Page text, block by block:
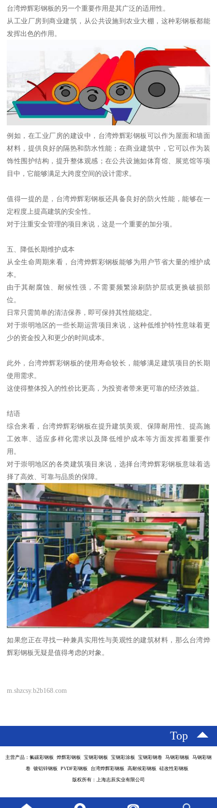
台湾烨辉彩钢板的另一个重要作用是其广泛的适用性。
从工业厂房到商业建筑，从公共设施到农业大棚，这种彩钢板都能
发挥出色的作用。
例如，在工业厂房的建设中，台湾烨辉彩钢板可以作为屋面和墙面
材料，提供良好的隔热和防水性能；在商业建筑中，它可以作为装
饰性围护结构，提升整体观感；在公共设施如体育馆、展览馆等项
目中，它能够满足大跨度空间的设计需求。
值得一提的是，台湾烨辉彩钢板还具备良好的防火性能，能够在一
定程度上提高建筑的安全性。
对于注重安全管理的项目来说，这是一个重要的加分项。
五、降低长期维护成本
从全生命周期来看，台湾烨辉彩钢板能够为用户节省大量的维护成
本。
由于其耐腐蚀、耐候性强，不需要频繁涂刷防护层或更换破损部
位。
日常只需简单的清洁保养，即可保持其性能稳定。
对于崇明地区的一些长期运营项目来说，这种低维护特性意味着更
少的资金投入和更少的时间成本。
此外，台湾烨辉彩钢板的使用寿命较长，能够满足建筑项目的长期
使用需求。
这使得整体投入的性价比更高，为投资者带来更可靠的经济效益。
结语
综合来看，台湾烨辉彩钢板在提升建筑美观、保障耐用性、提高施
工效率、适应多样化需求以及降低维护成本等方面发挥着重要作
用。
对于崇明地区的各类建筑项目来说，选择台湾烨辉彩钢板意味着选
择了高效、可靠与品质的保障。
如果您正在寻找一种兼具实用性与美观性的建筑材料，那么台湾烨
辉彩钢板无疑是值得考虑的对象。
m.shzcsy.b2b168.com
Top
主营产品：氟碳彩钢板 烨辉彩钢板 宝钢彩钢板 宝钢彩涂板 宝钢彩钢卷 马钢彩钢板 马钢彩钢
卷 镀铝锌钢板 PVDF彩钢板 台湾烨辉彩钢板 高耐候彩钢板 硅改性彩钢板
版权所有：上海志辰实业有限公司